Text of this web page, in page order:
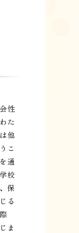
性
た
他
こ
通
校
保
る
ま